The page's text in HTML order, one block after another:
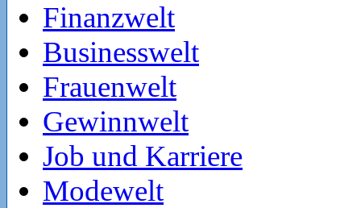
Finanzwelt
Businesswelt
Frauenwelt
Gewinnwelt
Job und Karriere
Modewelt